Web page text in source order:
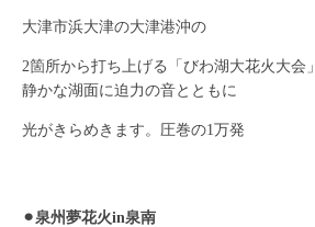
大津市浜大津の大津港沖の
2箇所から打ち上げる「びわ湖大花火大会」
静かな湖面に迫力の音とともに
光がきらめきます。圧巻の1万発
⚫︎泉州夢花火in泉南